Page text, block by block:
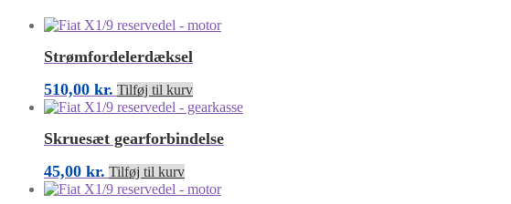
Strømfordelerdæksel
510,00 kr. Tilføj til kurv
Skruesæt gearforbindelse
45,00 kr. Tilføj til kurv